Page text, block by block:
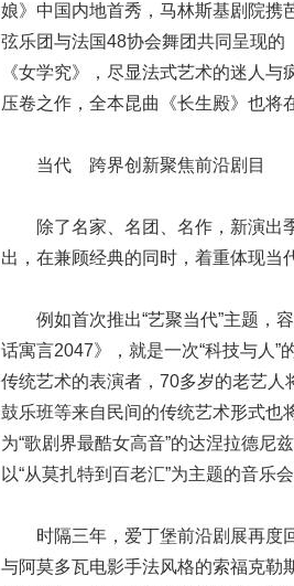
娘》中国内地首秀，马林斯基剧院携
弦乐团与法国48协会舞团共同呈现
《女学究》，尽显法式艺术的迷人
压卷之作，全本昆曲《长生殿》也将
当代 跨界创新聚焦前沿剧目
除了名家、名团、名作，新演出
出，在兼顾经典的同时，着重体现当
例如首次推出“艺聚当代”主题，容
话寓言2047》，就是一次“科技与人
传统艺术的表演者，70多岁的老艺
鼓乐班等来自民间的传统艺术形式也
为“歌剧界最酷女高音”的达涅拉德尼
以“从莫扎特到百老汇”为主题的音乐
时隔三年，爱丁堡前沿剧展再度
与阿莫多瓦电影手法风格的索福克勒